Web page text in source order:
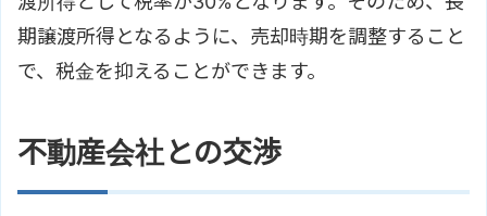
期譲渡所得となるように、売却時期を調整すること
で、税金を抑えることができます。
不動産会社との交渉